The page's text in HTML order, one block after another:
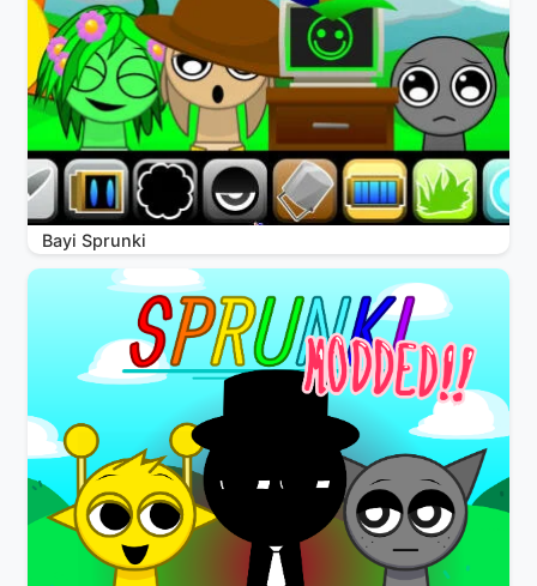
Bayi Sprunki